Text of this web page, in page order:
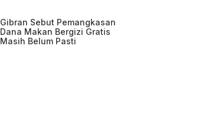
Gibran Sebut Pemangkasan
Dana Makan Bergizi Gratis
Masih Belum Pasti